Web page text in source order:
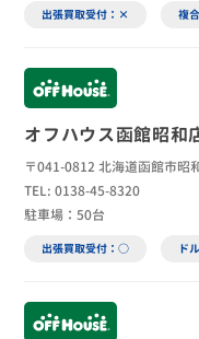
出張買取受付：× 複
オフハウス函館昭和
〒041-0812 北海道函館市昭
TEL: 0138-45-8320
駐車場：50台
出張買取受付：○ ド